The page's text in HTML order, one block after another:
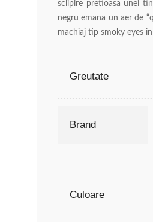
sclipire pretioasa unei
negru emana un aer de
machiaj tip smoky eyes
Greutate
Brand
Culoare